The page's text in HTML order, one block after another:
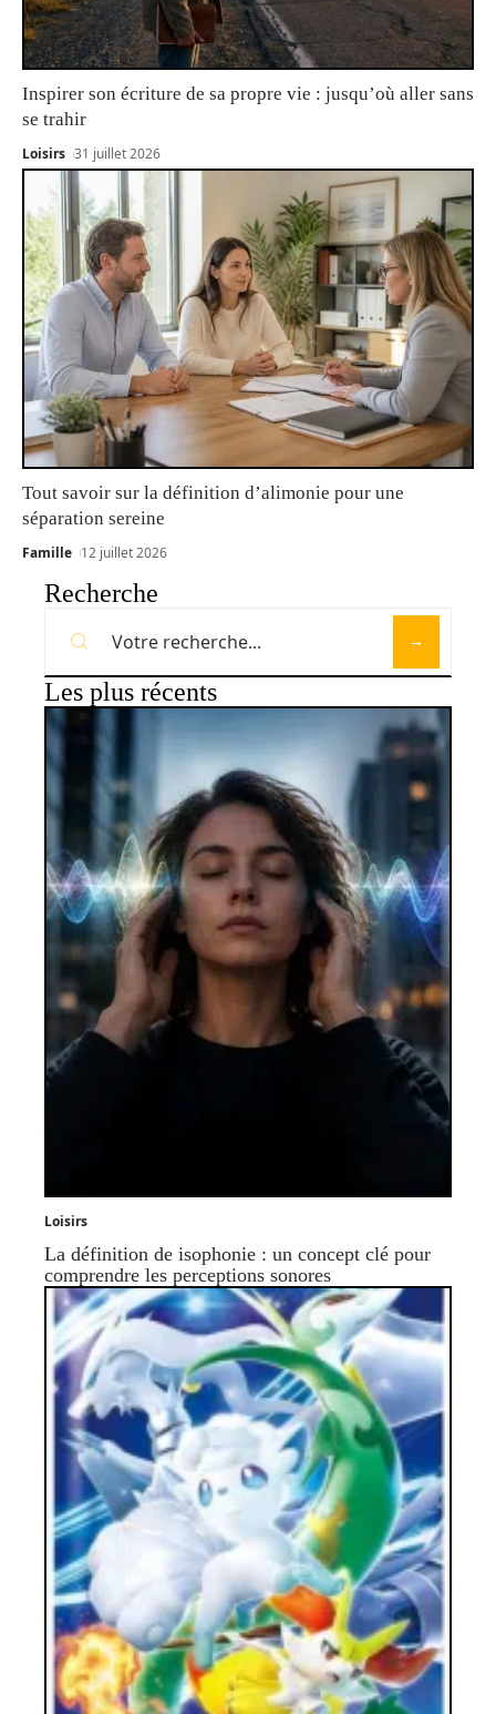
Inspirer son écriture de sa propre vie : jusqu’où aller sans
se trahir
Loisirs 31 juillet 2026
Tout savoir sur la définition d’alimonie pour une
séparation sereine
Famille 12 juillet 2026
Recherche
Les plus récents
Loisirs
La définition de isophonie : un concept clé pour
comprendre les perceptions sonores